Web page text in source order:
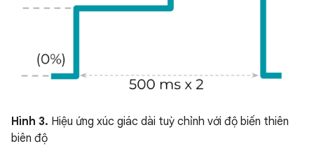
Hình 3. Hiệu ứng xúc giác dài tuỳ chỉnh với độ biến thiên
biên độ